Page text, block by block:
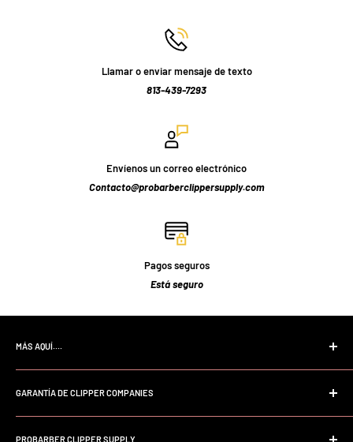
Llamar o enviar mensaje de texto
813-439-7293
Envíenos un correo electrónico
Contacto@probarberclippersupply.com
Pagos seguros
Está seguro
MÁS AQUÍ....
Página de inicio
Buscar
Preguntas frecuentes
GARANTÍA DE CLIPPER COMPANIES
Garantía profesional Andis
PROBARBER CLIPPER SUPPLY